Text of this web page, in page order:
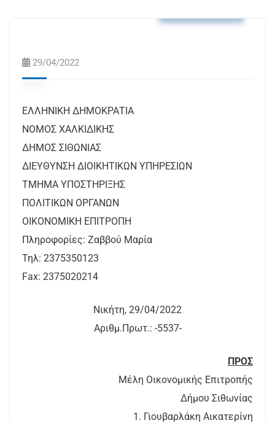
29/04/2022
ΕΛΛΗΝΙΚΗ ΔΗΜΟΚΡΑΤΙΑ
ΝΟΜΟΣ ΧΑΛΚΙΔΙΚΗΣ
ΔΗΜΟΣ ΣΙΘΩΝΙΑΣ
ΔΙΕΥΘΥΝΣΗ ΔΙΟΙΚΗΤΙΚΩΝ ΥΠΗΡΕΣΙΩΝ
ΤΜΗΜΑ ΥΠΟΣΤΗΡΙΞΗΣ
ΠΟΛΙΤΙΚΩΝ ΟΡΓΑΝΩΝ
ΟΙΚΟΝΟΜΙΚΗ ΕΠΙΤΡΟΠΗ
Πληροφορίες: Ζαββού Μαρία
Τηλ: 2375350123
Fax: 2375020214
Νικήτη, 29/04/2022
Αριθμ.Πρωτ.: -5537-
ΠΡΟΣ
Μέλη Οικονομικής Επιτροπής
Δήμου Σιθωνίας
1. Γιουβαρλάκη Αικατερίνη